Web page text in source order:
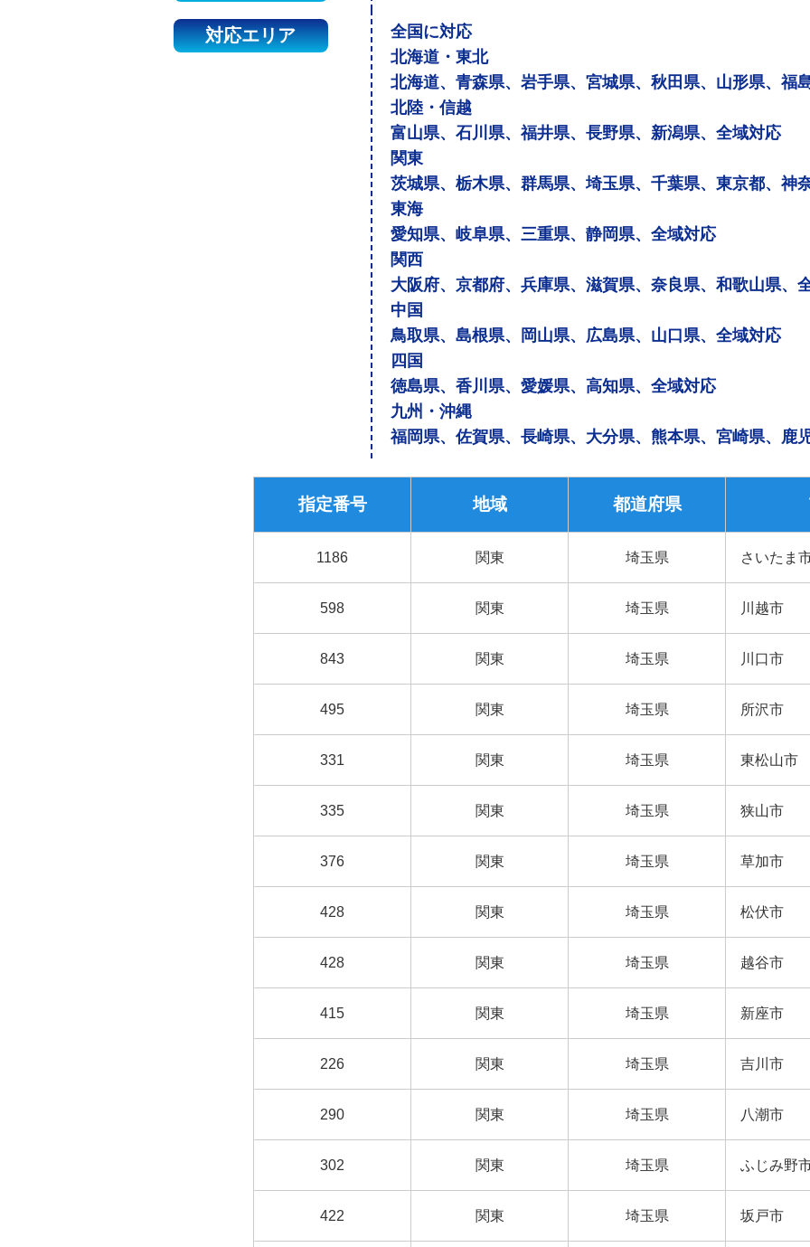
対応エリア
全国に対応
北海道・東北
北海道、青森県、岩手県、宮城県、秋田県、山形県、福
北陸・信越
富山県、石川県、福井県、長野県、新潟県、全域対応
関東
茨城県、栃木県、群馬県、埼玉県、千葉県、東京都、神
東海
愛知県、岐阜県、三重県、静岡県、全域対応
関西
大阪府、京都府、兵庫県、滋賀県、奈良県、和歌山県、
中国
鳥取県、島根県、岡山県、広島県、山口県、全域対応
四国
徳島県、香川県、愛媛県、高知県、全域対応
九州・沖縄
福岡県、佐賀県、長崎県、大分県、熊本県、宮崎県、鹿
指定番号 地域 都道府県
1186 関東 埼玉県 さいたま
598 関東 埼玉県 川越市
843 関東 埼玉県 川口市
495 関東 埼玉県 所沢市
331 関東 埼玉県 東松山市
335 関東 埼玉県 狭山市
376 関東 埼玉県 草加市
428 関東 埼玉県 松伏市
428 関東 埼玉県 越谷市
415 関東 埼玉県 新座市
226 関東 埼玉県 吉川市
290 関東 埼玉県 八潮市
302 関東 埼玉県 ふじみ野
422 関東 埼玉県 坂戸市